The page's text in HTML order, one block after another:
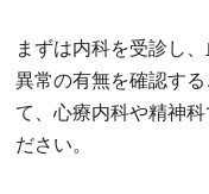
まずは内科を受診し
異常の有無を確認す
て、心療内科や精神
ださい。